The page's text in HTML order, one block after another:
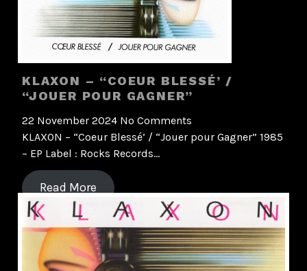
KLAXON – “COEUR BLESSÉ’ /
“JOUER POUR GAGNER”
22 November 2024 No Comments
KLAXON – “Coeur Blessé’ / “Jouer pour Gagner” 1985
– EP Label : Rocks Records…
Read More